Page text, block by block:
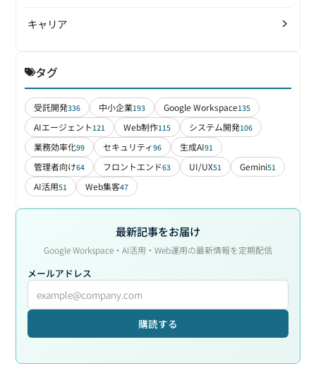
キャリア
タグ
受託開発336 中小企業193 Google Workspace135
AIエージェント 121 Web制作115 システム開発106
業務効率化99 セキュリティ96 生成AI91
管理者向け64 フロントエンド63 UI/UX51 Gemini51
AI活用51 Web集客47
最新記事をお届け
Google Workspace・AI活用・Web運用の最新情報を定期配信
メールアドレス
購読する